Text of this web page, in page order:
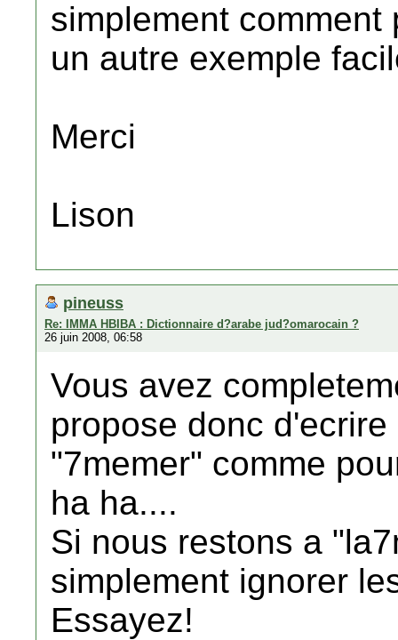
simplement
un autre exemple
Merci
Lison
pineuss
Re: IMMA HBIBA : Dictionnaire d?arabe jud?omarocain ?
26 juin 2008, 06:58
Vous avez
propose donc
"7memer" comme
ha ha....
Si nous restons a
simplement ignorer
Essayez!